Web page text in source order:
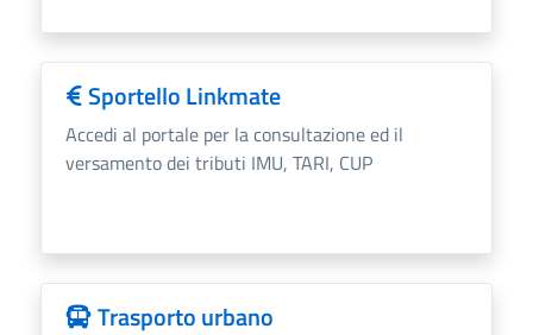
Sportello Linkmate
Accedi al portale per la consultazione ed il
versamento dei tributi IMU, TARI, CUP
Trasporto urbano